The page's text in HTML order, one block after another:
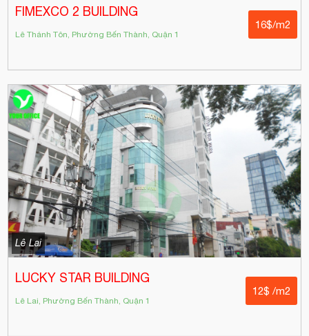
FIMEXCO 2 BUILDING
Lê Thánh Tôn, Phường Bến Thành, Quận 1
16$/m2
Lê Lai
LUCKY STAR BUILDING
Lê Lai, Phường Bến Thành, Quận 1
12$ /m2